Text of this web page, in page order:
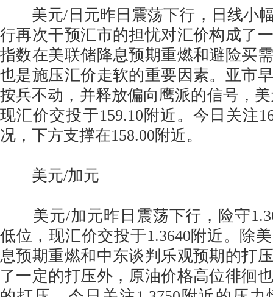
美元/日元昨日震荡下行，日线小
行再次干预汇市的担忧对汇价构成了
指数在美联储降息预期重燃和避险买
也是施压汇价走软的重要因素。亚市
按兵不动，并释放偏向鹰派的信号，
现汇价交投于159.10附近。今日关注
况，下方支撑在158.00附近。
美元/加元
美元/加元昨日震荡下行，险守
低位，现汇价交投于1.3640附近。除
息预期重燃和中东谈判乐观预期的打
了一定的打压外，原油价格高位徘徊